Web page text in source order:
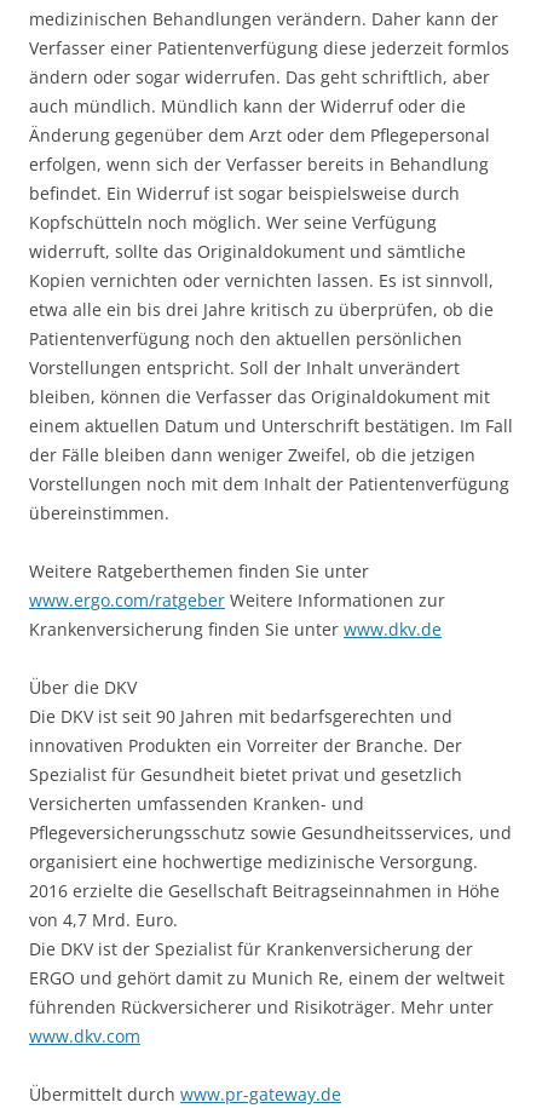
medizinischen Behandlungen verändern. Daher kann der
Verfasser einer Patientenverfügung diese jederzeit formlos
ändern oder sogar widerrufen. Das geht schriftlich, aber
auch mündlich. Mündlich kann der Widerruf oder die
Änderung gegenüber dem Arzt oder dem Pflegepersonal
erfolgen, wenn sich der Verfasser bereits in Behandlung
befindet. Ein Widerruf ist sogar beispielsweise durch
Kopfschütteln noch möglich. Wer seine Verfügung
widerruft, sollte das Originaldokument und sämtliche
Kopien vernichten oder vernichten lassen. Es ist sinnvoll,
etwa alle ein bis drei Jahre kritisch zu überprüfen, ob die
Patientenverfügung noch den aktuellen persönlichen
Vorstellungen entspricht. Soll der Inhalt unverändert
bleiben, können die Verfasser das Originaldokument mit
einem aktuellen Datum und Unterschrift bestätigen. Im Fall
der Fälle bleiben dann weniger Zweifel, ob die jetzigen
Vorstellungen noch mit dem Inhalt der Patientenverfügung
übereinstimmen.
Weitere Ratgeberthemen finden Sie unter
www.ergo.com/ratgeber Weitere Informationen zur
Krankenversicherung finden Sie unter www.dkv.de
Über die DKV
Die DKV ist seit 90 Jahren mit bedarfsgerechten und
innovativen Produkten ein Vorreiter der Branche. Der
Spezialist für Gesundheit bietet privat und gesetzlich
Versicherten umfassenden Kranken- und
Pflegeversicherungsschutz sowie Gesundheitsservices, und
organisiert eine hochwertige medizinische Versorgung.
2016 erzielte die Gesellschaft Beitragseinnahmen in Höhe
von 4,7 Mrd. Euro.
Die DKV ist der Spezialist für Krankenversicherung der
ERGO und gehört damit zu Munich Re, einem der weltweit
führenden Rückversicherer und Risikoträger. Mehr unter
www.dkv.com
Übermittelt durch www.pr-gateway.de